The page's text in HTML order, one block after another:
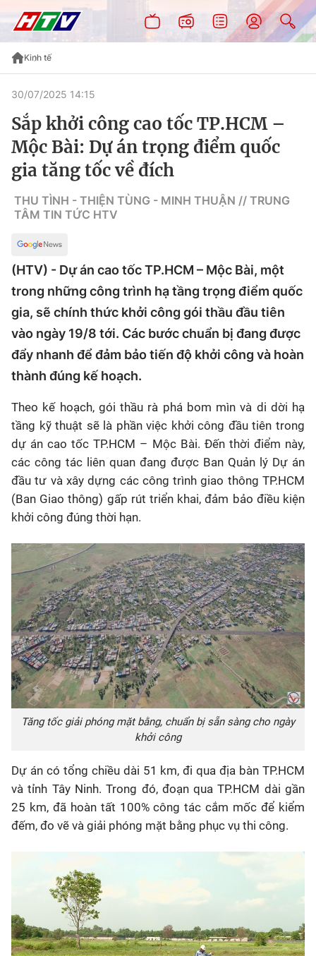
Kinh tế
30/07/2025 14:15
Sắp khởi công cao tốc TP.HCM –
Mộc Bài: Dự án trọng điểm quốc
gia tăng tốc về đích
THU TÌNH - THIỆN TÙNG - MINH THUẬN // TRUNG
TÂM TIN TỨC HTV
(HTV) - Dự án cao tốc TP.HCM – Mộc Bài, một
trong những công trình hạ tầng trọng điểm quốc
gia, sẽ chính thức khởi công gói thầu đầu tiên
vào ngày 19/8 tới. Các bước chuẩn bị đang được
đẩy nhanh để đảm bảo tiến độ khởi công và hoàn
thành đúng kế hoạch.
Theo kế hoạch, gói thầu rà phá bom mìn và di dời hạ
tầng kỹ thuật sẽ là phần việc khởi công đầu tiên trong
dự án cao tốc TP.HCM – Mộc Bài. Đến thời điểm này,
các công tác liên quan đang được Ban Quản lý Dự án
đầu tư và xây dựng các công trình giao thông TP.HCM
(Ban Giao thông) gấp rút triển khai, đảm bảo điều kiện
khởi công đúng thời hạn.
Tăng tốc giải phóng mặt bằng, chuẩn bị sẵn sàng cho ngày
khởi công
Dự án có tổng chiều dài 51 km, đi qua địa bàn TP.HCM
và tỉnh Tây Ninh. Trong đó, đoạn qua TP.HCM dài gần
25 km, đã hoàn tất 100% công tác cắm mốc để kiểm
đếm, đo vẽ và giải phóng mặt bằng phục vụ thi công.